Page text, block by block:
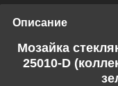
Описание
Мозайка
25010-D